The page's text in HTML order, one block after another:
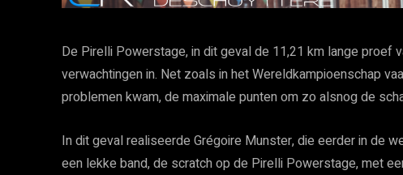
De Pirelli Powerstage, in dit geval de 11,21 km lange proef
verwachtingen in. Net zoals in het Wereldkampioenschap
problemen kwam, de maximale punten om zo alsnog de
In dit geval realiseerde Grégoire Munster, die eerder in de
een lekke band, de scratch op de Pirelli Powerstage, met